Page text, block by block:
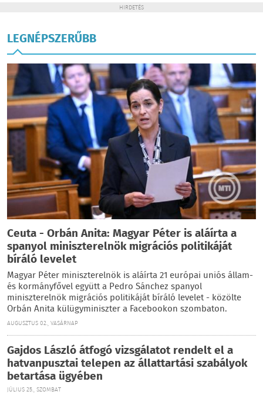
HIRDETÉS
LEGNÉPSZERŰBB
Ceuta - Orbán Anita: Magyar Péter is aláírta a
spanyol miniszterelnök migrációs politikáját
bíráló levelet
Magyar Péter miniszterelnök is aláírta 21 európai uniós állam-
és kormányfővel együtt a Pedro Sánchez spanyol
miniszterelnök migrációs politikáját bíráló levelet - közölte
Orbán Anita külügyminiszter a Facebookon szombaton.
AUGUSZTUS 02., VASÁRNAP
Gajdos László átfogó vizsgálatot rendelt el a
hatvanpusztai telepen az állattartási szabályok
betartása ügyében
JÚLIUS 25., SZOMBAT